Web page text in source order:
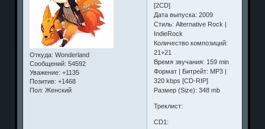
Откуда: Wonderland
Сообщений: 54592
Уважение: +1135
Позитив: +1468
Пол: Женский
[2CD]
Дата выпуска: 2009
Стиль: Alternative Rock |
IndieRock
Количество композиций:
21+21
Время звучания: 159 min
Формат | Битрейт: MP3 |
320 kbps [CD-RIP]
Размер (Size): 348 mb
Треклист:
CD1: